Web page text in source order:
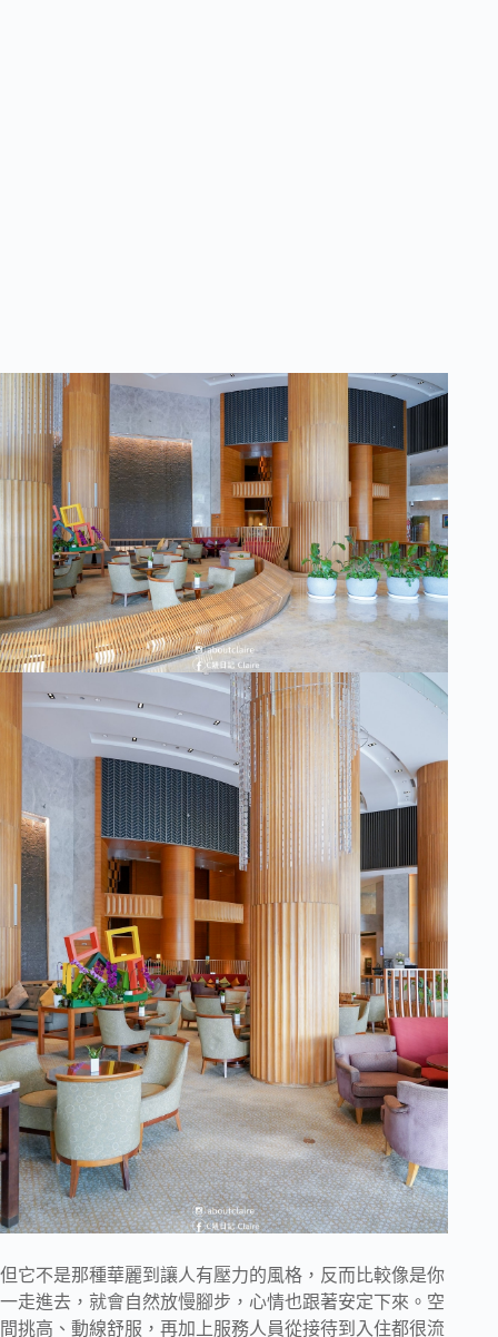
但它不是那種華麗到讓人有壓力的風格，反而比較像是你
一走進去，就會自然放慢腳步，心情也跟著安定下來。空
間挑高、動線舒服，再加上服務人員從接待到入住都很流